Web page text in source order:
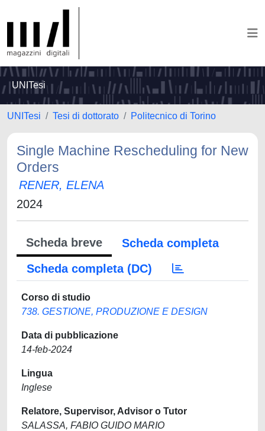
UNITesi
UNITesi Tesi di dottorato Politecnico di Torino
Single Machine Rescheduling for New
Orders
RENER, ELENA
2024
Scheda breve
Scheda completa
Scheda completa (DC)
Corso di studio
738. GESTIONE, PRODUZIONE E DESIGN
Data di pubblicazione
14-feb-2024
Lingua
Inglese
Relatore, Supervisor, Advisor o Tutor
SALASSA, FABIO GUIDO MARIO